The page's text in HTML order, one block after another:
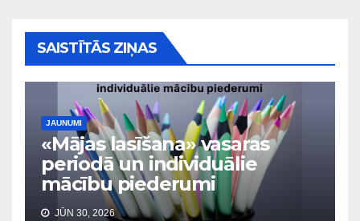
SAISTĪTĀS ZIŅAS
JAUNUMI
«Mājas lasīšana» vasaras
periodā un individuālie
mācību piederumi
JŪN 30, 2026